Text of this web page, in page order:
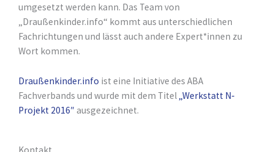
umgesetzt werden kann. Das Team von
„Draußenkinder.info“ kommt aus unterschiedlichen
Fachrichtungen und lässt auch andere Expert*innen zu
Wort kommen.
Draußenkinder.info ist eine Initiative des ABA
Fachverbands und wurde mit dem Titel „Werkstatt N-
Projekt 2016″ ausgezeichnet.